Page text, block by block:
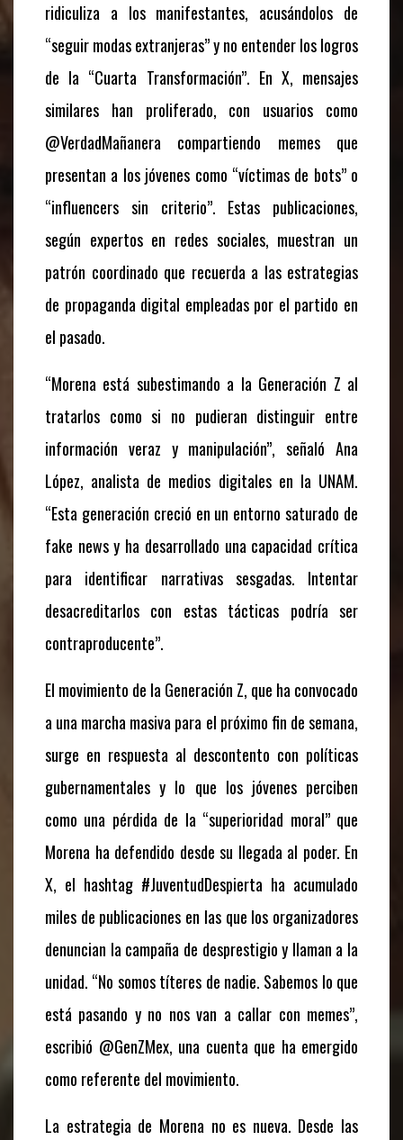
ridiculiza a los manifestantes, acusándolos de
“seguir modas extranjeras” y no entender los logros
de la “Cuarta Transformación”. En X, mensajes
similares han proliferado, con usuarios como
@VerdadMañanera compartiendo memes que
presentan a los jóvenes como “víctimas de bots” o
“influencers sin criterio”. Estas publicaciones,
según expertos en redes sociales, muestran un
patrón coordinado que recuerda a las estrategias
de propaganda digital empleadas por el partido en
el pasado.
“Morena está subestimando a la Generación Z al
tratarlos como si no pudieran distinguir entre
información veraz y manipulación”, señaló Ana
López, analista de medios digitales en la UNAM.
“Esta generación creció en un entorno saturado de
fake news y ha desarrollado una capacidad crítica
para identificar narrativas sesgadas. Intentar
desacreditarlos con estas tácticas podría ser
contraproducente”.
El movimiento de la Generación Z, que ha convocado
a una marcha masiva para el próximo fin de semana,
surge en respuesta al descontento con políticas
gubernamentales y lo que los jóvenes perciben
como una pérdida de la “superioridad moral” que
Morena ha defendido desde su llegada al poder. En
X, el hashtag #JuventudDespierta ha acumulado
miles de publicaciones en las que los organizadores
denuncian la campaña de desprestigio y llaman a la
unidad. “No somos títeres de nadie. Sabemos lo que
está pasando y no nos van a callar con memes”,
escribió @GenZMex, una cuenta que ha emergido
como referente del movimiento.
La estrategia de Morena no es nueva. Desde las